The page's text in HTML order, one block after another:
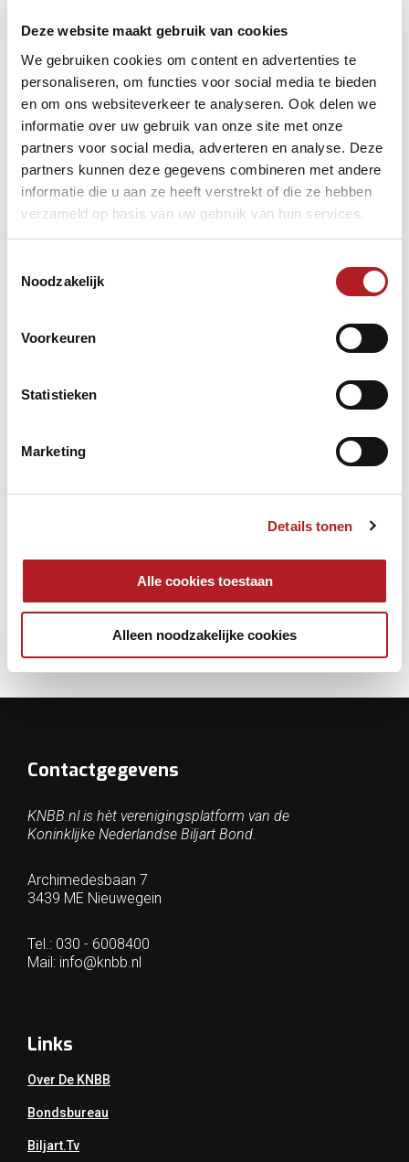
Deze website maakt gebruik van cookies
We gebruiken cookies om content en advertenties te
personaliseren, om functies voor social media te bieden
en om ons websiteverkeer te analyseren. Ook delen we
informatie over uw gebruik van onze site met onze
partners voor social media, adverteren en analyse. Deze
partners kunnen deze gegevens combineren met andere
informatie die u aan ze heeft verstrekt of die ze hebben
verzameld op basis van uw gebruik van hun services.
Noodzakelijk
Voorkeuren
Statistieken
Marketing
Details tonen
Alle cookies toestaan
Alleen noodzakelijke cookies
Reserves zijn Pul van de Wout uit Berkel-Enschot en Alex
Ulijn uit Berlicum.
Wybe Stitselaar, Toon Kansen, Rob van Dorp en Hermannus
Hofman.
De wedstrijden beginnen vrijdag, zaterdag en zondag om
Contactgegevens
KNBB.nl is hèt verenigingsplatform van de
Koninklijke Nederlandse Biljart Bond.
Archimedesbaan 7
3439 ME Nieuwegein
Tel.: 030 - 6008400
Mail: info@knbb.nl
Links
Over De KNBB
Bondsbureau
Biljart.tv